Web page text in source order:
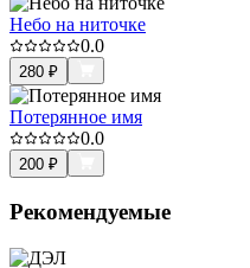
Небо на ниточке
0.0
280 ₽
Потерянное имя
0.0
200 ₽
Рекомендуемые